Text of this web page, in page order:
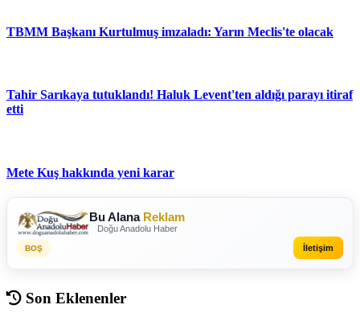
TBMM Başkanı Kurtulmuş imzaladı: Yarın Meclis'te olacak
Tahir Sarıkaya tutuklandı! Haluk Levent'ten aldığı parayı itiraf
etti
Mete Kuş hakkında yeni karar
Bu Alana Reklam
Doğu Anadolu Haber
BOŞ İletişim
Son Eklenenler